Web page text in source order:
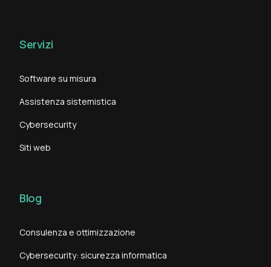
Servizi
Software su misura
Assistenza sistemistica
Cybersecurity
Siti web
Blog
Consulenza e ottimizzazione
Cybersecurity: sicurezza informatica